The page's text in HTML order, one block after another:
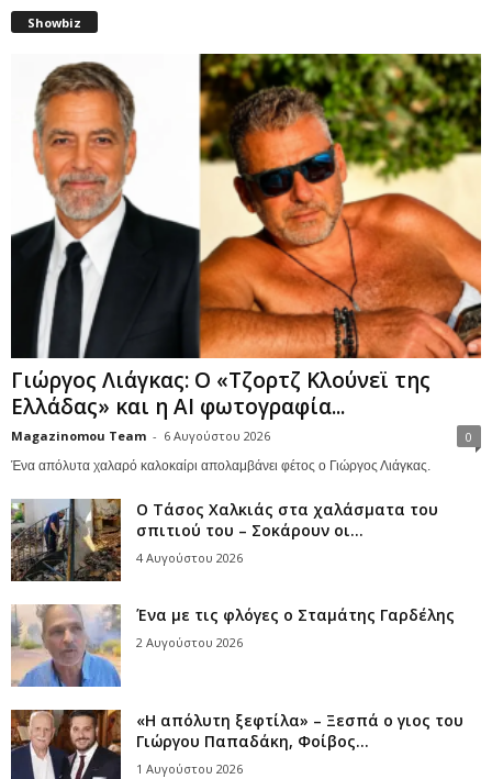
Showbiz
Γιώργος Λιάγκας: Ο «Τζορτζ Κλούνεϊ της
Ελλάδας» και η AI φωτογραφία...
Magazinomou Team - 6 Αυγούστου 2026 0
Ένα απόλυτα χαλαρό καλοκαίρι απολαμβάνει φέτος ο Γιώργος Λιάγκας.
Ο Τάσος Χαλκιάς στα χαλάσματα του
σπιτιού του – Σοκάρουν οι...
4 Αυγούστου 2026
Ένα με τις φλόγες ο Σταμάτης Γαρδέλης
2 Αυγούστου 2026
«Η απόλυτη ξεφτίλα» – Ξεσπά ο γιος του
Γιώργου Παπαδάκη, Φοίβος...
1 Αυγούστου 2026